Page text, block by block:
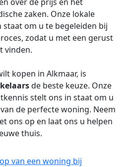
zaken. Onze lokale
om u te begeleiden bij
zodat u met een gerust
vinden.
kopen in Alkmaar, is
de beste keuze. Onze
stelt ons in staat om u
de perfecte woning. Neem
ons op en laat ons u helpen
thuis.
van een woning bij